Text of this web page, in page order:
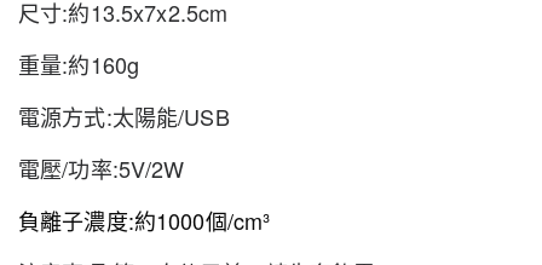
尺寸:約13.5x7x2.5cm
重量:約160g
電源方式:太陽能/USB
電壓/功率:5V/2W
負離子濃度:約1000個/cm³